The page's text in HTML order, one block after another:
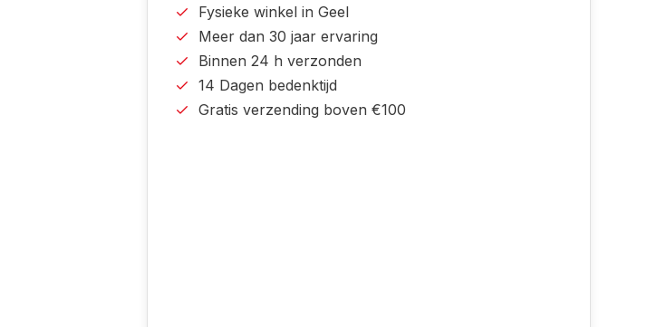
Fysieke winkel in Geel
Meer dan 30 jaar ervaring
Binnen 24 h verzonden
14 Dagen bedenktijd
Gratis verzending boven €100